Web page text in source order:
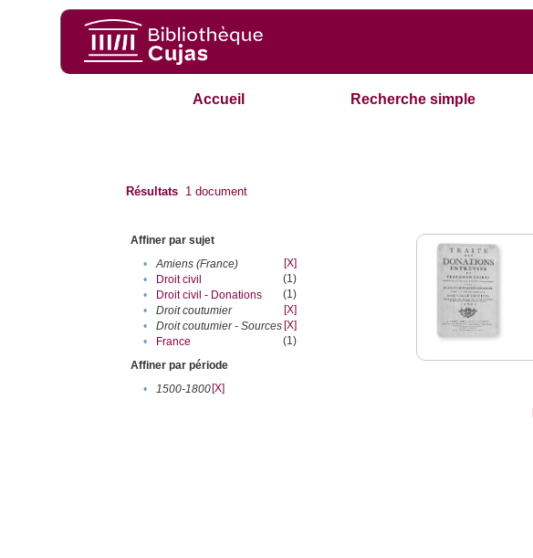
Accueil Recherche simple
Résultats 1 document
Affiner par sujet
•
Amiens (France)
[X]
•
Droit civil
(1)
•
Droit civil - Donations
(1)
•
Droit coutumier
[X]
•
Droit coutumier - Sources [X]
•
France
(1)
Affiner par période
•
1500-1800[X]